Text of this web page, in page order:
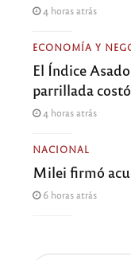
4 horas atrás
ECONOMÍA Y
El Índice
parrillada
4 horas atrás
NACIONAL
Milei firmó
6 horas atrás